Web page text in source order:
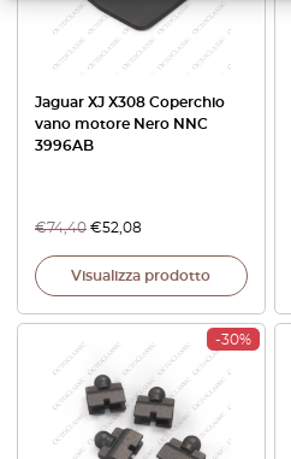
Jaguar XJ X308 Coperchio
vano motore Nero NNC
3996AB
€74,40 €52,08
Visualizza prodotto
-30%